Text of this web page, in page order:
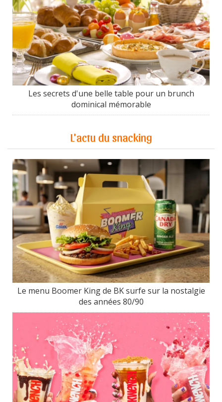
Les secrets d'une belle table pour un brunch
dominical mémorable
L'actu du snacking
Le menu Boomer King de BK surfe sur la nostalgie
des années 80/90